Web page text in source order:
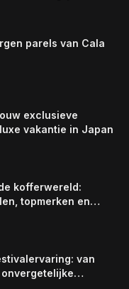
parels van Cala
exclusieve
vakantie in Japan
kofferwereld:
topmerken en
van